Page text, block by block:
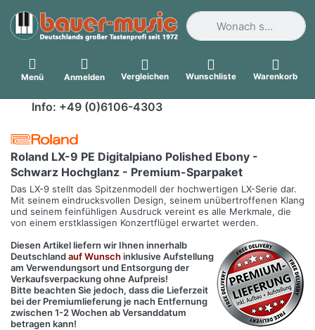
Geben Sie einen
Menü Anmelden Vergleichen Wunschliste Warenkorb
Info: +49 (0)6106-4303
Roland LX-9 PE Digitalpiano Polished Ebony -
Schwarz Hochglanz - Premium-Sparpaket
Das LX-9 stellt das Spitzenmodell der hochwertigen LX-Serie dar.
Mit seinem eindrucksvollen Design, seinem unübertroffenen Klang
und seinem feinfühligen Ausdruck vereint es alle Merkmale, die
von einem erstklassigen Konzertflügel erwartet werden.
Diesen Artikel liefern wir Ihnen innerhalb
Deutschlandauf Wunschinklusive Aufstellung
am Verwendungsort und Entsorgung der
Verkaufsverpackung ohne Aufpreis!
Bitte beachten Sie jedoch, dass die Lieferzeit
bei der Premiumlieferung je nach Entfernung
zwischen 1-2 Wochen ab Versanddatum
betragen kann!